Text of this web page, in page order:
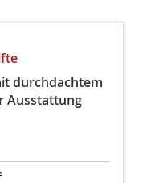
durchdachtem
Ausstattung